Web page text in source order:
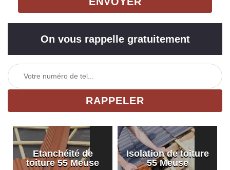
On vous rappelle gratuitement
Etanchéité de
toiture 55 Meuse
Isolation de toiture
55 Meuse